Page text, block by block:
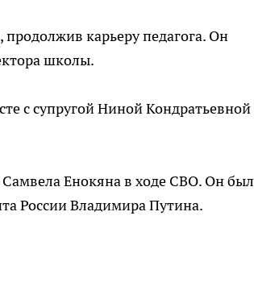
карьеру педагога. Он
школы.
с супругой Ниной Кондратьевной
Енокяна в ходе СВО. Он был
России Владимира Путина.